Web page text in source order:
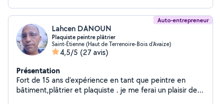
Auto-entrepreneur
Lahcen DANOUN
Plaquiste peintre plâtrier
Saint-Étienne (Haut de Terrenoire-Bois d'Avaize)
4,5/5 (27 avis)
Présentation
Fort de 15 ans d'expérience en tant que peintre en
bâtiment,plâtrier et plaquiste . je me ferai un plaisir de